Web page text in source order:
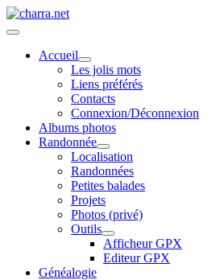
Accueil
Les jolis mots
Liens préférés
Contacts
Connexion/Déconnexion
Albums photos
Randonnée
Localisation
Randonnées
Petites balades
Projets
Photos (privé)
Outils
Afficheur GPX
Editeur GPX
Généalogie